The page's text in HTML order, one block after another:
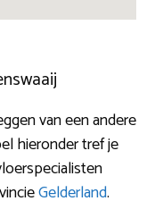
van een andere
hieronder tref je
Gelderland.